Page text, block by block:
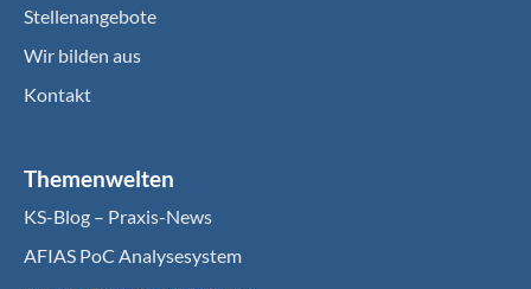
Stellenangebote
Wir bilden aus
Kontakt
Themenwelten
KS-Blog – Praxis-News
AFIAS PoC Analysesystem